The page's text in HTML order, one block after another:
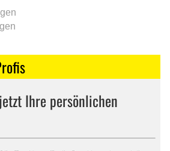
Ihre persönlichen